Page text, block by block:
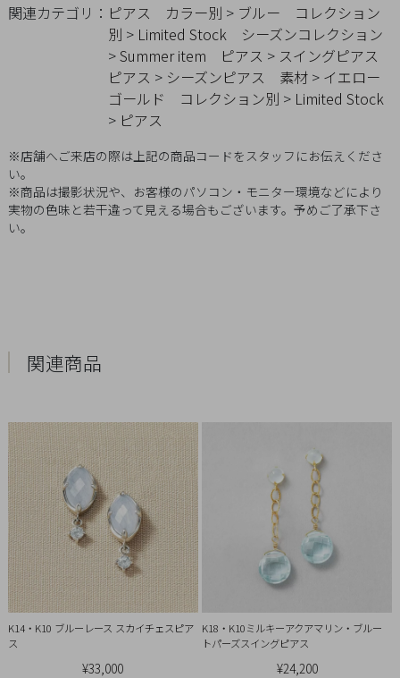
関連カテゴリ： ピアス カラー別 > ブルー
コレクション
別 > Limited Stock
シーズンコレクション
>Summer item ピアス > スイングピアス
ピアス > シーズンピアス 素材 > イエロー
ゴールド
コレクション別 > Limited Stock
> ピアス
※店舗へご来店の際は上記の商品コードをスタッフにお伝えくださ
い。
※商品は撮影状況や、お客様のパソコン・モニター環境などにより
実物の色味と若干違って見える場合もございます。予めご了承下さ
い。
関連商品
K14・K10 ブルーレース スカイチェスピア
ス
¥33,000
K18・K10ミルキーアクアマリン・ブルー
トパーズスイングピアス
¥24,200
要
プ
イ
バ
シ
ー
ポ
リ
シ
ー
特